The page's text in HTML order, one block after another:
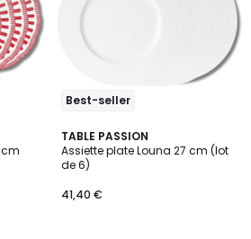
Best-seller
TABLE PASSION
Assiette plate Louna 27 cm (lot
de 6)
41,40 €
4,7
/ 5